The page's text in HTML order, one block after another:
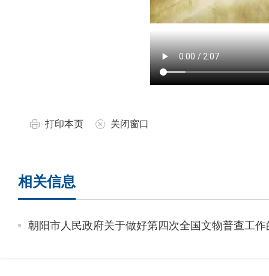
打印本页 关闭窗口
相关信息
朝阳市人民政府关于做好第四次全国文物普查工作